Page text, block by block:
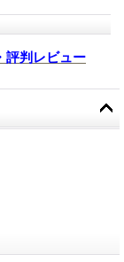
評判レビュー